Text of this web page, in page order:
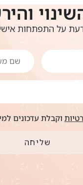
על התפתחות
וקבלת עדכונים
שליחה